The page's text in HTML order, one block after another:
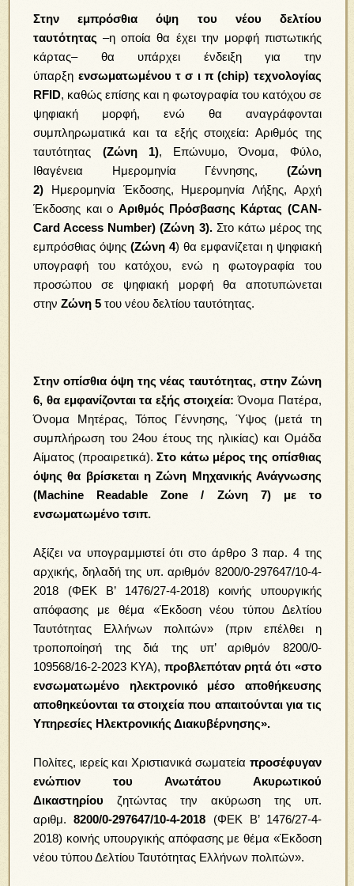
Στην εμπρόσθια όψη του νέου δελτίου
ταυτότητας–η οποία θα έχει την μορφή πιστωτικής
κάρτας– θα υπάρχει ένδειξη για την
ύπαρξη ενσωματωμένου τ σ ι π (chip) τεχνολογίας
RFID, καθώς επίσης και η φωτογραφία του κατόχου σε
ψηφιακή μορφή, ενώ θα αναγράφονται
συμπληρωματικά και τα εξής στοιχεία: Αριθμός της
ταυτότητας (Ζώνη 1), Επώνυμο, Όνομα, Φύλο,
Ιθαγένεια Ημερομηνία Γέννησης, (Ζώνη
2) Ημερομηνία Έκδοσης, Ημερομηνία Λήξης, Αρχή
Έκδοσης και ο Αριθμός Πρόσβασης Κάρτας (CAN-
Card Access Number) (Ζώνη 3). Στο κάτω μέρος της
εμπρόσθιας όψης(Ζώνη 4) θα εμφανίζεται η ψηφιακή
υπογραφή του κατόχου, ενώ η φωτογραφία του
προσώπου σε ψηφιακή μορφή θα αποτυπώνεται
στηνΖώνη 5 του νέου δελτίου ταυτότητας.
Στην οπίσθια όψη της νέας ταυτότητας, στην Ζώνη
6, θα εμφανίζονται τα εξής στοιχεία: Όνομα Πατέρα,
Όνομα Μητέρας, Τόπος Γέννησης, Ύψος (μετά τη
συμπλήρωση του 24ου έτους της ηλικίας) και Ομάδα
Αίματος (προαιρετικά).Στο κάτω μέρος της οπίσθιας
όψης θα βρίσκεται η Ζώνη Μηχανικής Ανάγνωσης
(Machine Readable Zone / Ζώνη 7) με το
ενσωματωμένο τσιπ.
Αξίζει να υπογραμμιστεί ότι στο άρθρο 3 παρ. 4 της
αρχικής, δηλαδή της υπ. αριθμόν 8200/0-297647/10-4-
2018 (ΦΕΚ Β’ 1476/27-4-2018) κοινής υπουργικής
απόφασης με θέμα «Έκδοση νέου τύπου Δελτίου
Ταυτότητας Ελλήνων πολιτών» (πριν επέλθει η
τροποποίησή της διά της υπ’ αριθμόν 8200/0-
109568/16-2-2023 ΚΥΑ), προβλεπόταν ρητά ότι «στο
ενσωματωμένο ηλεκτρονικό μέσο αποθήκευσης
αποθηκεύονται τα στοιχεία που απαιτούνται για τις
Υπηρεσίες Ηλεκτρονικής Διακυβέρνησης».
Πολίτες, ιερείς και Χριστιανικά σωματεία προσέφυγαν
ενώπιον του Ανωτάτου Ακυρωτικού
Δικαστηρίουζητώντας την ακύρωση της υπ.
αριθμ.8200/0-297647/10-4-2018 (ΦΕΚ Β’ 1476/27-4-
2018) κοινής υπουργικής απόφασης με θέμα «Έκδοση
νέου τύπου Δελτίου Ταυτότητας Ελλήνων πολιτών».